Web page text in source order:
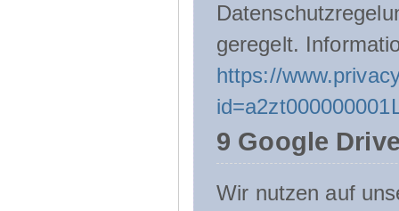
geregelt.
https://
9 Google
Wir nutzen auf